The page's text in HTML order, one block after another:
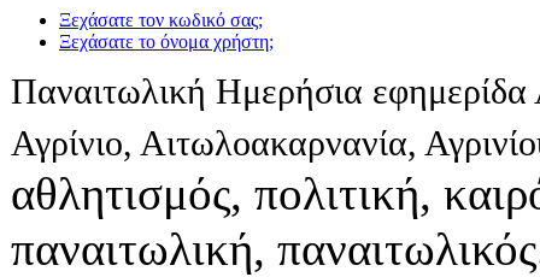
Ξεχάσατε τον κωδικό σας;
Ξεχάσατε το όνομα χρήστη;
Παναιτωλική Ημερήσια εφημερίδα
Αγρίνιο, Αιτωλοακαρνανία,
αθλητισμός, πολιτική,
παναιτωλική,